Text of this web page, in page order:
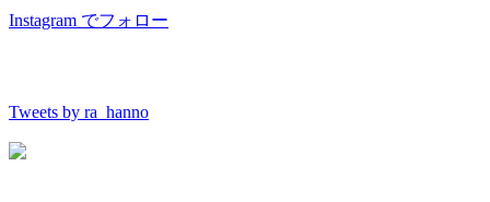
Instagram でフォロー
Tweets by ra_hanno